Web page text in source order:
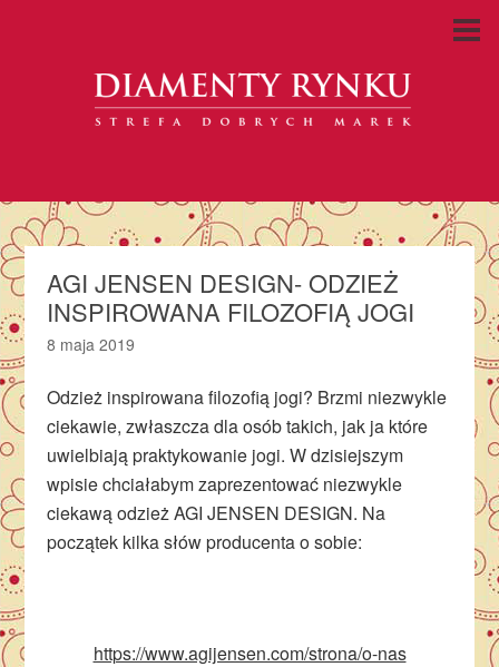
AGI JENSEN DESIGN- ODZIEŻ
INSPIROWANA FILOZOFIĄ JOGI
8 maja 2019
Odzież inspirowana filozofią jogi? Brzmi niezwykle
ciekawie, zwłaszcza dla osób takich, jak ja które
uwielbiają praktykowanie jogi. W dzisiejszym
wpisie chciałabym zaprezentować niezwykle
ciekawą odzież AGI JENSEN DESIGN. Na
początek kilka słów producenta o sobie:
https://www.agijensen.com/strona/o-nas